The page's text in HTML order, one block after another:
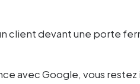
client devant une porte
avec Google, vous